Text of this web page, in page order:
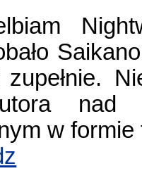
zupełnie.
nad
w